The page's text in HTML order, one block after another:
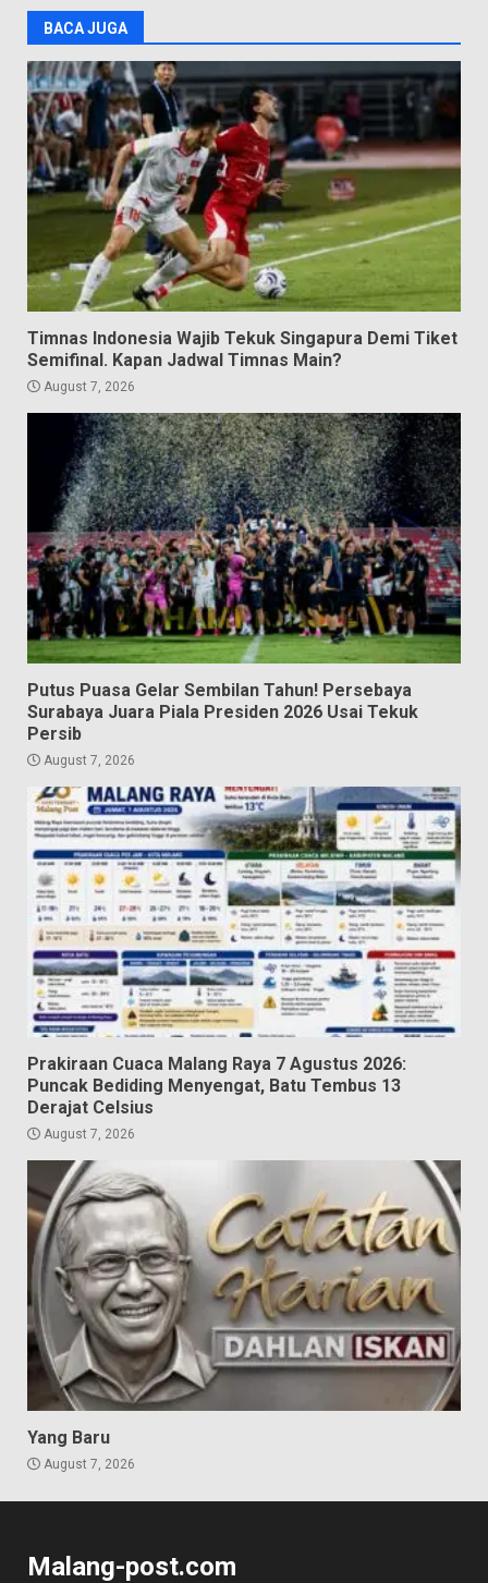
BACA JUGA
Timnas Indonesia Wajib Tekuk Singapura Demi Tiket
Semifinal. Kapan Jadwal Timnas Main?
August 7, 2026
Putus Puasa Gelar Sembilan Tahun! Persebaya
Surabaya Juara Piala Presiden 2026 Usai Tekuk
Persib
August 7, 2026
Prakiraan Cuaca Malang Raya 7 Agustus 2026:
Puncak Bediding Menyengat, Batu Tembus 13
Derajat Celsius
August 7, 2026
Yang Baru
August 7, 2026
Malang-post.com